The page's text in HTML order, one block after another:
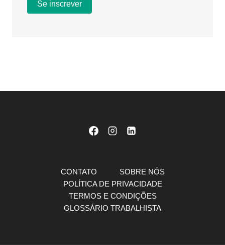
CONTATO
SOBRE NÓS
POLÍTICA DE PRIVACIDADE
TERMOS E CONDIÇÕES
GLOSSÁRIO TRABALHISTA